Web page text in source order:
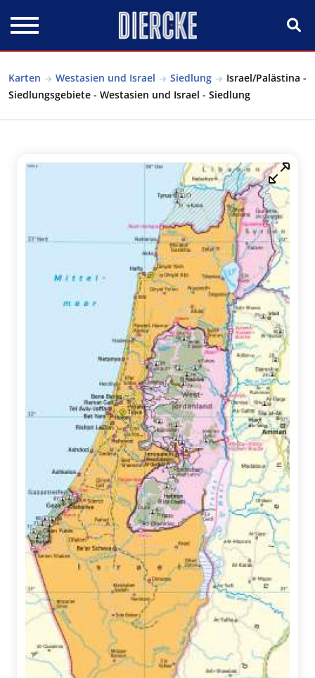
Karten Westasien und Israel Siedlung
Israel/Palästina -
Siedlungsgebiete - Westasien und Israel - Siedlung